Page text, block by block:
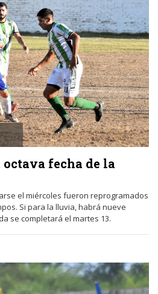
octava fecha de la
el miércoles fueron reprogramados
Si para la lluvia, habrá nueve
se completará el martes 13.